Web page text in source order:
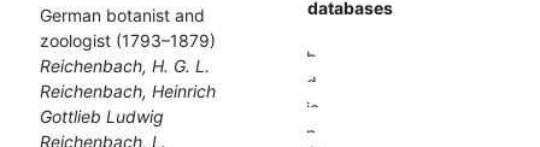
German botanist and
zoologist (1793–1879)
Reichenbach, H. G. L.
Reichenbach, Heinrich
Gottlieb Ludwig
Reichenbach, L.
databases